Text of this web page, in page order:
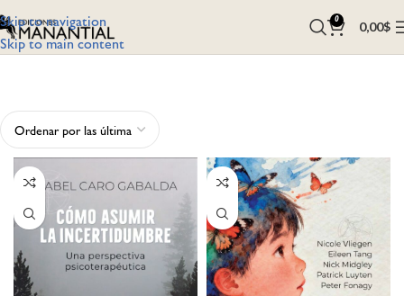
Skip to navigation
Skip to main content
0 0,00$